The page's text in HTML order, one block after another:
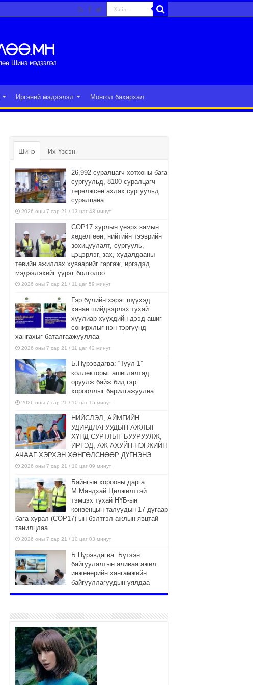
Иргэний мэдээлэл Монгол бахархал
Шинэ Их Үзсэн
26,992 суралцагч хотхоны бага
сургуульд, 8100 суралцагч
төрөлжсөн ахлах сургуульд
суралцана
2026 оны 7 сар 21 / 13 цаг 43 минут
COP17 хурлын үеэрх замын
хөдөлгөөн, нийтийн тээврийн
зохицуулалт, сургууль,
цэцэрлэг, зах, худалдааны
төвийн ажиллах хуваарийг гаргаж, иргэдэд
мэдээлэхийг үүрэг болголоо
2026 оны 7 сар 21 / 11 цаг 59 минут
Гэр бүлийн хэрэг шүүхэд
хянан шийдвэрлэх тухай
хуулиар хүүхдийн дээд ашиг
сонирхлыг нэн тэргүүнд
хангахыг баталгаажууллаа
2026 оны 7 сар 21 / 11 цаг 42 минут
Б.Пүрэвдагва: “Туул-1”
коллекторыг ашиглалтад
оруулж байж бид гэр
хорооллыг барилгажуулна
2026 оны 7 сар 21 / 10 цаг 15 минут
НИЙСЛЭЛ, АЙМГИЙН
УДИРДЛАГУУДЫН АЖЛЫГ
ХҮНД СУРТЛЫГ БУУРУУЛЖ,
ИРГЭД, АЖ АХУЙН НЭГЖИЙН
АЧААГ ХЭРХЭН ХӨНГӨЛСНӨӨР ДҮГНЭНЭ
2026 оны 7 сар 21 / 10 цаг 09 минут
Байнгын хорооны дарга
М.Мандхай Цөлжилттэй
тэмцэх тухай НҮБ-ын
конвенцын талуудын 17 дугаар
бага хурал (СОР17)-ын бэлтгэл ажлын явцтай
танилцлаа
2026 оны 7 сар 21 / 10 цаг 03 минут
Б.Пүрэвдагва: Бүтээн
байгуулалтын аливаа ажил
инженерийн хангамжийн
байгууллагуудын уялдаа
холбоогүйгээс саатах ёсгүй
“Сэлбэ 20 минутын хот”
төслийн анхны 12 давхар
барилгын үндсэн карказ,
цутгалтын ажил дууслаа
2026 оны 7 сар 20 / 17 цаг 17 минут
Мопед, скүүтер, тэдгээртэй
адилтгах үзүүлэлт бүхий